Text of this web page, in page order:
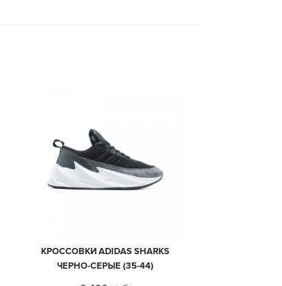
КРОССОВКИ ADIDAS SHARKS
ЧЕРНО-СЕРЫЕ (35-44)